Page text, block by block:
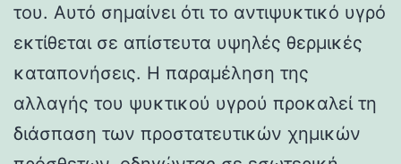
του. Αυτό σημαίνει ότι το αντιψυκτικό υγρό
εκτίθεται σε απίστευτα υψηλές θερμικές
καταπονήσεις. Η παραμέληση της
αλλαγής του ψυκτικού υγρού προκαλεί τη
διάσπαση των προστατευτικών χημικών